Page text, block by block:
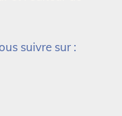
suivre sur :